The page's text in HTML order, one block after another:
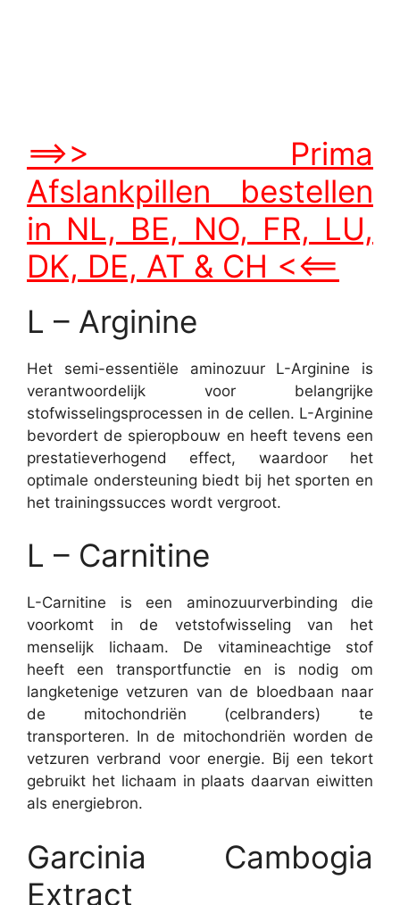
==>> Prima
Afslankpillen bestellen
in NL, BE, NO, FR, LU,
DK, DE, AT & CH <<==
L – Arginine
Het semi-essentiële aminozuur L-Arginine is
verantwoordelijk voor belangrijke
stofwisselingsprocessen in de cellen. L-Arginine
bevordert de spieropbouw en heeft tevens een
prestatieverhogend effect, waardoor het
optimale ondersteuning biedt bij het sporten en
het trainingssucces wordt vergroot.
L – Carnitine
L-Carnitine is een aminozuurverbinding die
voorkomt in de vetstofwisseling van het
menselijk lichaam. De vitamineachtige stof
heeft een transportfunctie en is nodig om
langketenige vetzuren van de bloedbaan naar
de mitochondriën (celbranders) te
transporteren. In de mitochondriën worden de
vetzuren verbrand voor energie. Bij een tekort
gebruikt het lichaam in plaats daarvan eiwitten
als energiebron.
Garcinia Cambogia
Extract